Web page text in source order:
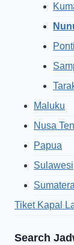
Maluku
Nusa
Papua
Sulawesi
Sumatera
Tiket Kapal
Search